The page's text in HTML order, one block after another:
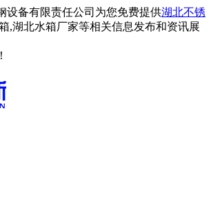
设备有限责任公司为您免费提供湖北不锈
,湖北水箱厂家等相关信息发布和资讯展